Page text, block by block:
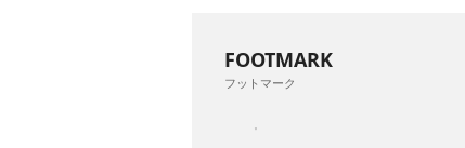
FOOTMARK
フットマーク